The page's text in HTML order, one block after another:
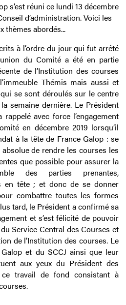
s’est réuni ce lundi 13 décembre
d’administration. Voici les
thèmes abordés...
à l’ordre du jour qui fut arrêté
du Comité a été en partie
de l’Institution des courses
Thémis mais aussi et
se sont déroulés sur le centre
semaine dernière. Le Président
avec force l’engagement
en décembre 2019 lorsqu’il
à la tête de France Galop : se
de rendre les courses les
que possible pour assurer la
des parties prenantes,
en tête ; et donc de se donner
combattre toutes les formes
tard, le Président a confirmé sa
et s’est félicité de pouvoir
Service Central des Courses et
de l’Institution des courses. Le
et du SCCJ ainsi que leur
aux yeux du Président des
ce travail de fond consistant à